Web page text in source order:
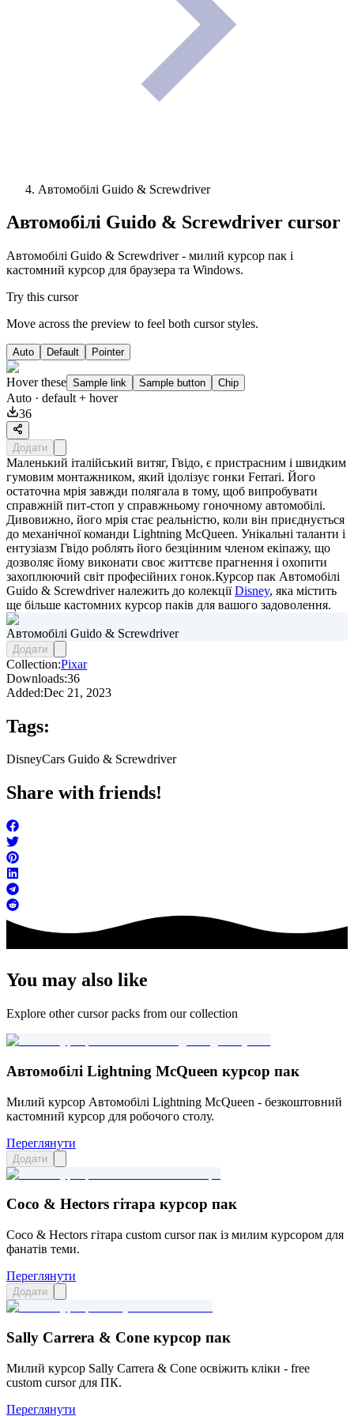
Автомобілі Guido & Screwdriver
Автомобілі Guido & Screwdriver cursor
Автомобілі Guido & Screwdriver - милий курсор пак і
кастомний курсор для браузера та Windows.
Try this cursor
Move across the preview to feel both cursor styles.
Auto Default Pointer
Hover these Sample link Sample button Chip
Auto · default + hover
36
Додати
Маленький італійський витяг, Гвідо, є пристрасним і швидким
гумовим монтажником, який ідолізує гонки Ferrari. Його
остаточна мрія завжди полягала в тому, щоб випробувати
справжній пит-стоп у справжньому гоночному автомобілі.
Дивовижно, його мрія стає реальністю, коли він приєднується
до механічної команди Lightning McQueen. Унікальні таланти і
ентузіазм Гвідо роблять його безцінним членом екіпажу, що
дозволяє йому виконати своє життєве прагнення і охопити
захоплюючий світ професійних гонок.Курсор пак Автомобілі
Guido & Screwdriverналежить до колекціїDisney, яка містить
ще більше кастомних курсор паків для вашого задоволення.
Автомобілі Guido & Screwdriver
Додати
Collection:Pixar
Downloads:36
Added:Dec 21, 2023
Tags:
DisneyCars Guido & Screwdriver
Share with friends!
You may also like
Explore other cursor packs from our collection
Автомобілі Lightning McQueen курсор пак
Милий курсор Автомобілі Lightning McQueen - безкоштовний
кастомний курсор для робочого столу.
Переглянути
Додати
Coco & Hectors гітара курсор пак
Coco & Hectors гітара custom cursor пак із милим курсором для
фанатів теми.
Переглянути
Додати
Sally Carrera & Cone курсор пак
Милий курсор Sally Carrera & Cone освіжить кліки - free
custom cursor для ПК.
Переглянути